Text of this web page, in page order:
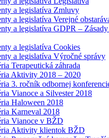
a legislatíva Zmluvy
a legislatíva Verejné
a legislatíva GDPR –
a legislatíva Cookies
a legislatíva Výročné správy
Terapeutická záhrada
Aktivity 2018 – 2020
3. ročník odbornej
Vianoce a Silvester 2018
Haloween 2018
Karneval 2018
Vianoce v BŽD
Aktivity klientok BŽD